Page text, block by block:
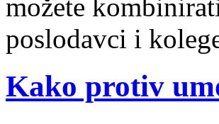
možete
poslodavci i
Kako protiv